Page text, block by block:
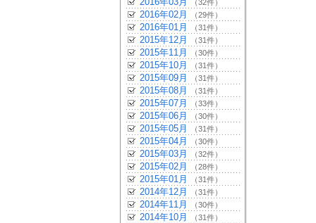
（32件）
2016年02月 （29件）
2016年01月 （31件）
2015年12月 （31件）
2015年11月 （30件）
2015年10月 （31件）
2015年09月 （31件）
2015年08月 （31件）
2015年07月 （33件）
2015年06月 （30件）
2015年05月 （31件）
2015年04月 （30件）
2015年03月 （32件）
2015年02月 （28件）
2015年01月 （31件）
2014年12月 （31件）
2014年11月 （30件）
2014年10月 （31件）